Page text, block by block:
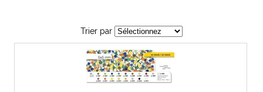
Trier par